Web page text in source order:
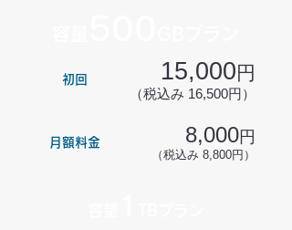
15,000円
（税込み 16,500円）
初回
8,000円
（税込み 8,800円）
月額料金